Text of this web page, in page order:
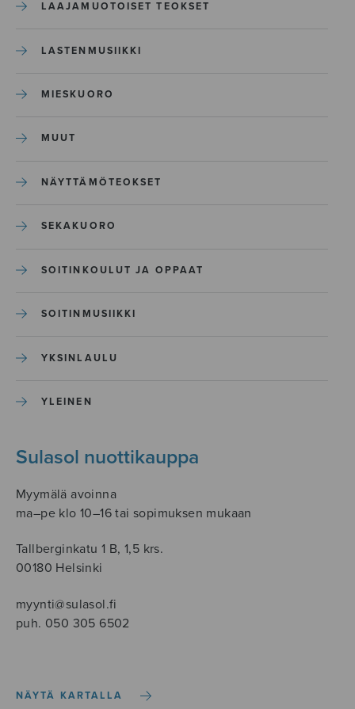
LAAJAMUOTOISET TEOKSET
LASTENMUSIIKKI
MIESKUORO
MUUT
NÄYTTÄMÖTEOKSET
SEKAKUORO
SOITINKOULUT JA OPPAAT
SOITINMUSIIKKI
YKSINLAULU
YLEINEN
Sulasol nuottikauppa
Myymälä avoinna
ma–pe klo 10–16 tai sopimuksen mukaan
Tallberginkatu 1 B, 1,5 krs.
00180 Helsinki
myynti@sulasol.fi
puh. 050 305 6502
NÄYTÄ KARTALLA